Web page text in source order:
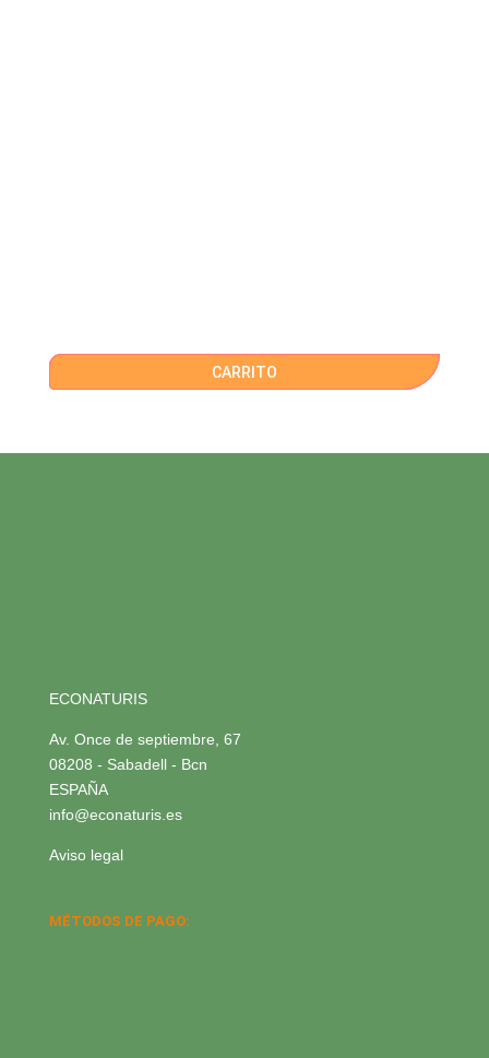
CARRITO
ECONATURIS
Av. Once de septiembre, 67
08208 - Sabadell - Bcn
ESPAÑA
info@econaturis.es
Aviso legal
MÉTODOS DE PAGO: